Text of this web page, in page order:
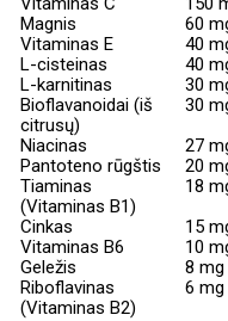
Magnis
60
Vitaminas E
40
L-cisteinas
40
L-karnitinas
30
Bioflavanoidai (iš
citrusų)
30
Niacinas
27
Pantoteno rūgštis
20
Tiaminas
(Vitaminas B1)
18
Cinkas
15
VitaminasB6 10
Geležis
8 mg
Riboflavinas
(Vitaminas B2)
6 mg